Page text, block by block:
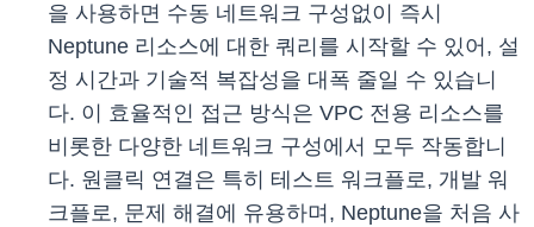
을 사용하면 수동 네트워크 구성없이 즉시
Neptune 리소스에 대한 쿼리를 시작할 수 있어, 설
정 시간과 기술적 복잡성을 대폭 줄일 수 있습니
다. 이 효율적인 접근 방식은 VPC 전용 리소스를
비롯한 다양한 네트워크 구성에서 모두 작동합니
다. 원클릭 연결은 특히 테스트 워크플로, 개발 워
크플로, 문제 해결에 유용하며, Neptune을 처음 사